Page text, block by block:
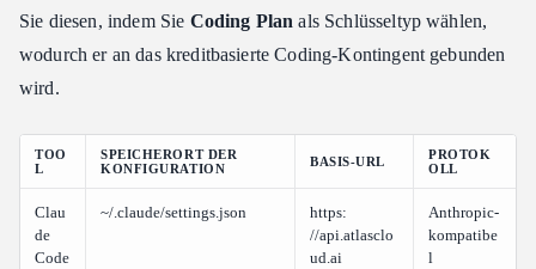
Sie diesen, indem Sie Coding Plan als Schlüsseltyp wählen,
wodurch er an das kreditbasierte Coding-Kontingent gebunden
wird.
TOO
L
SPEICHERORT DER
KONFIGURATION
BASIS-URL
PROTOK
OLL
Clau
de
Code
~/.claude/settings.json
https:​
//api.atlasclo
ud.ai
Anthropic-
kompatibe
l